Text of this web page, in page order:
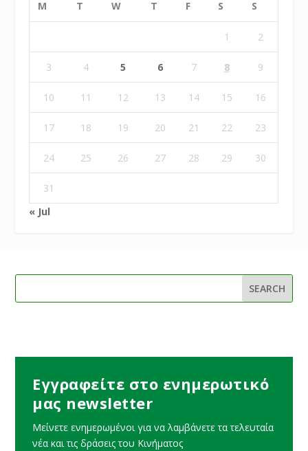
M T W T F S S
1 2
3 4 5 6 7 8 9
10 11 12 13 14 15 16
17 18 19 20 21 22 23
24 25 26 27 28 29 30
31
« Jul
Εγγραφείτε στο ενημερωτικό
μας newsletter
Μείνετε ενημερωμένοι για να λαμβάνετε τα τελευταία
νέα και τις δράσεις του Κινήματος